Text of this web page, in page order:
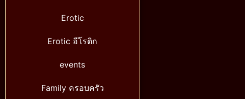
Erotic
Erotic อีโรติก
events
Family ครอบครัว